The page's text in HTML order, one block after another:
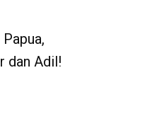
dan Adil!